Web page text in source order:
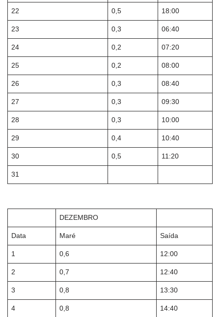
22 0,5 18:00
23 0,3 06:40
24 0,2 07:20
25 0,2 08:00
26 0,3 08:40
27 0,3 09:30
28 0,3 10:00
29 0,4 10:40
30 0,5 11:20
31
DEZEMBRO
Data Maré Saída
1 0,6 12:00
2 0,7 12:40
3 0,8 13:30
4 0,8 14:40